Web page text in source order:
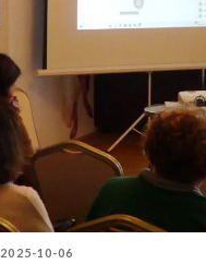
2025-10-06